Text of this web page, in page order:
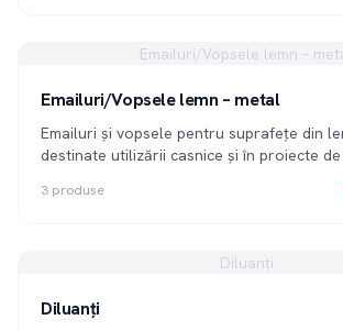
Emailuri/Vopsele lemn –
Emailuri/Vopsele lemn – metal
Emailuri și vopsele pentru suprafețe din
destinate utilizării casnice și în proiecte
3 produse
Diluanți
Diluanți